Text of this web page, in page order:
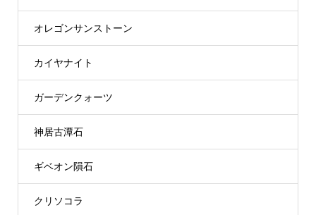
オレゴンサンストーン
カイヤナイト
ガーデンクォーツ
神居古潭石
ギベオン隕石
クリソコラ